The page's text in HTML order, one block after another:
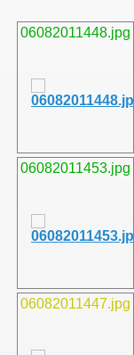
06082011448.jpg
06082011453.jpg
06082011447.jpg